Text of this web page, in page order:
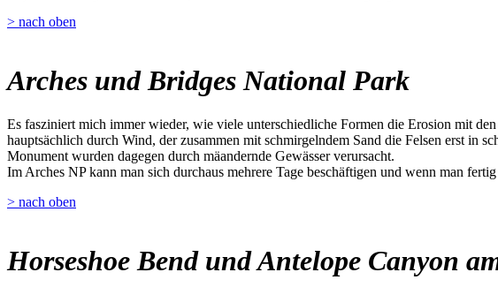
> nach oben
Arches und Bridges National Park
Es fasziniert mich immer wieder, wie viele unterschiedliche Formen die Erosion mit
hauptsächlich durch Wind, der zusammen mit schmirgelndem Sand die Felsen erst in
Monument wurden dagegen durch mäandernde Gewässer verursacht.
Im Arches NP kann man sich durchaus mehrere Tage beschäftigen und wenn man
> nach oben
Horseshoe Bend und Antelope Canyon